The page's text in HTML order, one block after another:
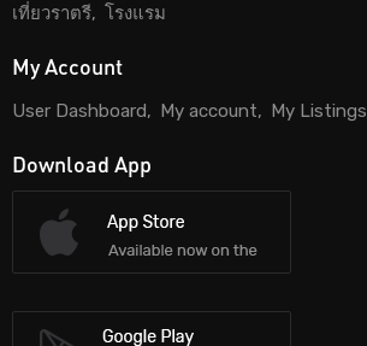
เที่ยวราตรี โรงแรม
My Account
User Dashboard My account My Listings
Download App